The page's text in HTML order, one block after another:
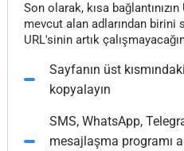
Son olarak, kısa
mevcut alan adlarından
URL'sinin artık
Sayfanın üst
kopyalayın
SMS, WhatsApp,
mesajlaşma programı